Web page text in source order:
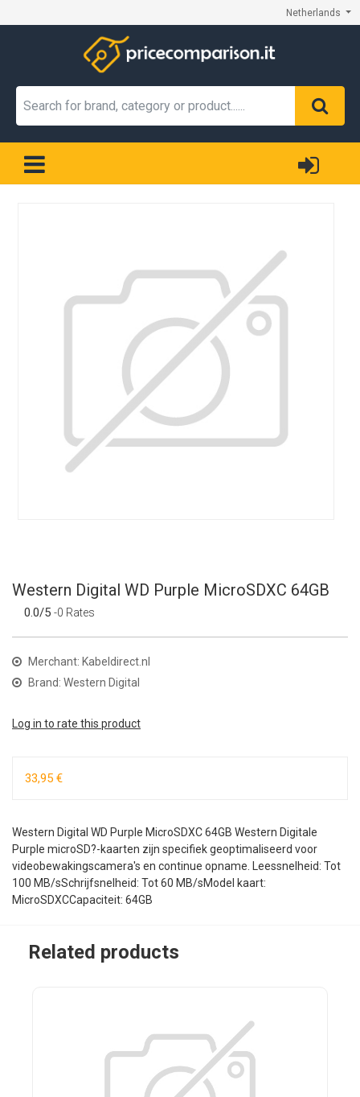
Netherlands
Western Digital WD Purple MicroSDXC 64GB
0.0/5 -0 Rates
Merchant: Kabeldirect.nl
Brand: Western Digital
Log in to rate this product
33,95 €
Western Digital WD Purple MicroSDXC 64GB Western Digitale
Purple microSD?-kaarten zijn specifiek geoptimaliseerd voor
videobewakingscamera's en continue opname. Leessnelheid: Tot
100 MB/sSchrijfsnelheid: Tot 60 MB/sModel kaart:
MicroSDXCCapaciteit: 64GB
Related products